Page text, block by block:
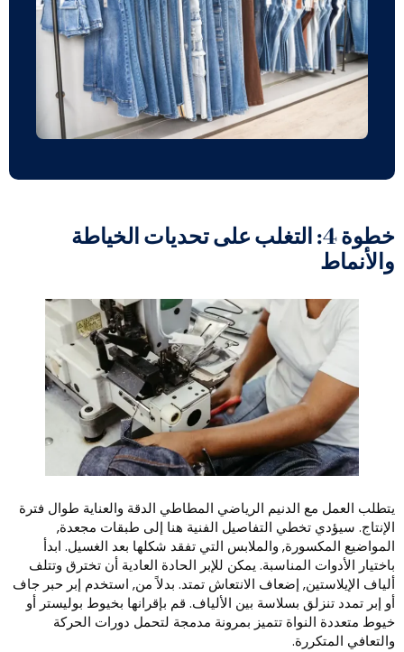
خطوة 4: التغلب على تحديات الخياطة
العمل مع الدنيم الرياضي المطاطي الدقة والعناية طوال فترة
سيؤدي تخطي التفاصيل الفنية هنا إلى طبقات مجعدة,
المكسورة, والملابس التي تفقد شكلها بعد الغسيل. ابدأ
الأدوات المناسبة. يمكن للإبر الحادة العادية أن تخترق وتتلف
الإيلاستين, إضعاف الانتعاش تمتد. بدلاً من, استخدم إبر حبر جاف
إبر تمدد تنزلق بسلاسة بين الألياف. قم بإقرانها بخيوط بوليستر أو
متعددة النواة تتميز بمرونة مدمجة لتحمل دورات الحركة
المتكررة.